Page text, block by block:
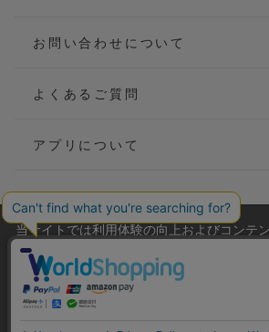
お問い合わせについて
よくあるご質問
アプリについて
会社概要
ご利用規約
当サイトでは利用体験の向上およびコンテ
ラフィックの分析を目的としてCookieを使
サイトの閲覧を継続された場合、Cookieの
のといたします。
詳細については
をご